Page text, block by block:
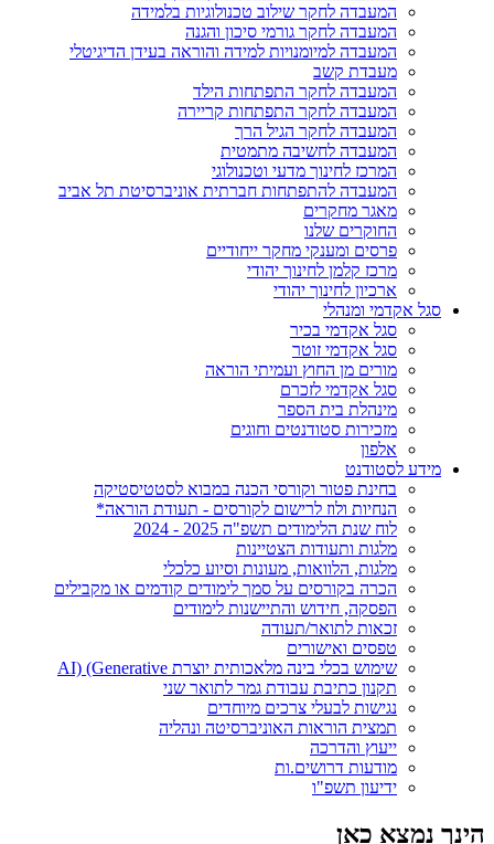
המעבדה לחקר שילוב טכנולוגיות בלמידה
המעבדה לחקר גורמי סיכון והגנה
המעבדה למיומנויות למידה והוראה בעידן הדיגיטלי
מעבדת קשב
המעבדה לחקר התפתחות הילד
המעבדה לחקר התפתחות קריירה
המעבדה לחקר הגיל הרך
המעבדה לחשיבה מתמטית
המרכז לחינוך מדעי וטכנולוגי
המעבדה להתפתחות חברתית אוניברסיטת תל אביב
מאגר מחקרים
החוקרים שלנו
פרסים ומענקי מחקר ייחודיים
מרכז קלמן לחינוך יהודי
ארכיון לחינוך יהודי
סגל אקדמי ומנהלי
סגל אקדמי בכיר
סגל אקדמי זוטר
מורים מן החוץ ועמיתי הוראה
סגל אקדמי לזכרם
מינהלת בית הספר
מזכירות סטודנטים וחוגים
אלפון
מידע לסטודנט
בחינת פטור וקורסי הכנה במבוא לסטטיסטיקה
הנחיות ולוז לרישום לקורסים - תעודת הוראה*
לוח שנת הלימודים תשפ"ה 2025 - 2024
מלגות ותעודות הצטיינות
מלגות, הלוואות, מעונות וסיוע כלכלי
הכרה בקורסים על סמך לימודים קודמים או מקבילים
הפסקה, חידוש והתיישנות לימודים
זכאות לתואר/תעודה
טפסים ואישורים
שימוש בכלי בינה מלאכותית יוצרת AI) (Generative
תקנון כתיבת עבודת גמר לתואר שני
נגישות לבעלי צרכים מיוחדים
תמצית הוראות האוניברסיטה ונהליה
ייעוץ והדרכה
מודעות דרושים.ות
ידיעון תשפ"ו
הינך נמצא כאן